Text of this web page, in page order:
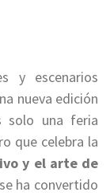
y escenarios
nueva edición
solo una feria
que celebra la
y el arte de
ha convertido